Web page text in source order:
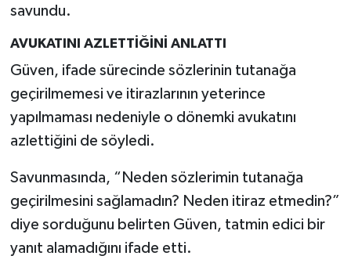
savundu.
AVUKATINI AZLETTİĞİNİ ANLATTI
Güven, ifade sürecinde sözlerinin tutanağa
geçirilmemesi ve itirazlarının yeterince
yapılmaması nedeniyle o dönemki avukatını
azlettiğini de söyledi.
Savunmasında, “Neden sözlerimin tutanağa
geçirilmesini sağlamadın? Neden itiraz etmedin?”
diye sorduğunu belirten Güven, tatmin edici bir
yanıt alamadığını ifade etti.